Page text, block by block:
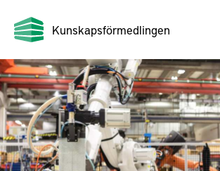
Kunskapsförmedlingen